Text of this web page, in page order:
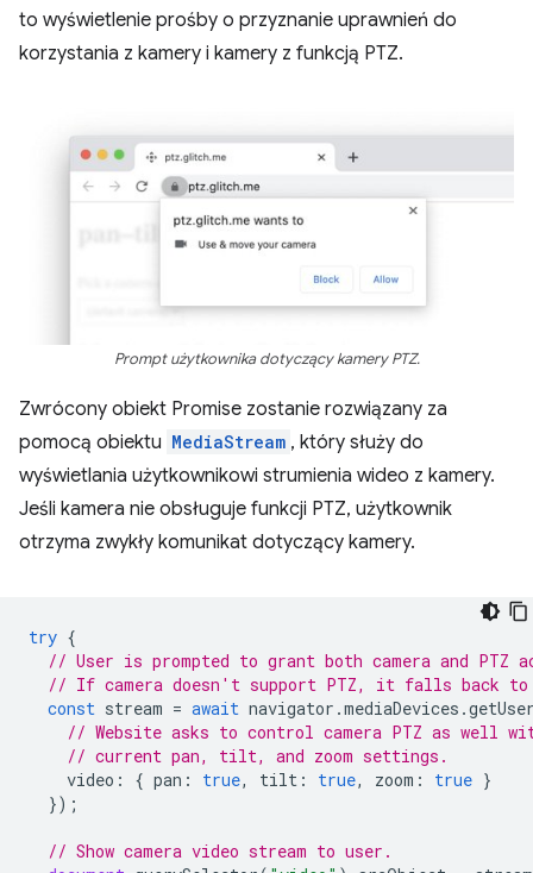
to wyświetlenie prośby o przyznanie uprawnień do
korzystania z kamery i kamery z funkcją PTZ.
Prompt użytkownika dotyczący kamery PTZ.
Zwrócony obiekt Promise zostanie rozwiązany za
pomocą obiektu MediaStream , który służy do
wyświetlania użytkownikowi strumienia wideo z kamery.
Jeśli kamera nie obsługuje funkcji PTZ, użytkownik
otrzyma zwykły komunikat dotyczący kamery.
try {
// User is prompted to grant both camera and
// If camera doesn't support PTZ, it falls back to
const stream = await navigator .mediaDevices .
// Website asks to control camera PTZ as well
// current pan, tilt, and zoom settings.
video : { pan : true, tilt : true, zoom : true }
});
// Show camera video stream to user.